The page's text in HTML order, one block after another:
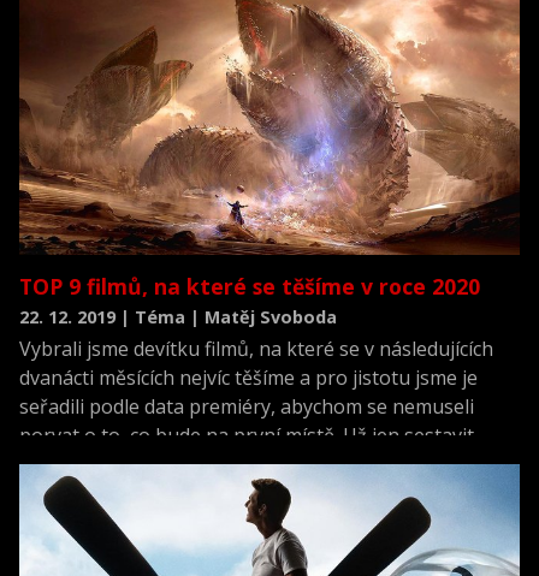
TOP 9 filmů, na které se těšíme v roce 2020
22. 12. 2019 | Téma | Matěj Svoboda
Vybrali jsme devítku filmů, na které se v následujících
dvanácti měsících nejvíc těšíme a pro jistotu jsme je
seřadili podle data premiéry, abychom se nemuseli
porvat o to, co bude na první místě. Už jen sestavit
tuhle devítku nebyla vůbec žádná sranda.